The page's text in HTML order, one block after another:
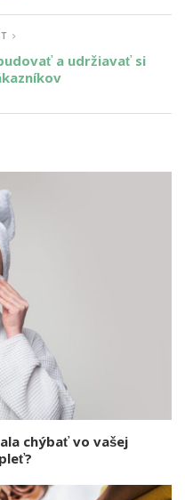
a udržiavať si
chýbať vo vašej